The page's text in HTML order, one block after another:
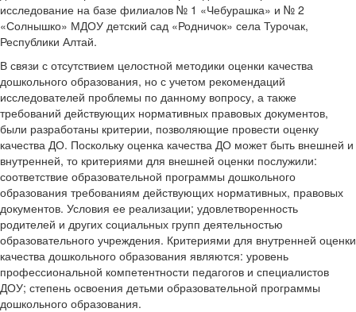
исследование на базе филиалов № 1 «Чебурашка» и № 2
«Солнышко» МДОУ детский сад «Родничок» села Турочак,
Республики Алтай.
В связи с отсутствием целостной методики оценки качества
дошкольного образования, но с учетом рекомендаций
исследователей проблемы по данному вопросу, а также
требований действующих нормативных правовых документов,
были разработаны критерии, позволяющие провести оценку
качества ДО. Поскольку оценка качества ДО может быть внешней и
внутренней, то критериями для внешней оценки послужили:
соответствие образовательной программы дошкольного
образования требованиям действующих нормативных, правовых
документов. Условия ее реализации; удовлетворенность
родителей и других социальных групп деятельностью
образовательного учреждения. Критериями для внутренней оценки
качества дошкольного образования являются: уровень
профессиональной компетентности педагогов и специалистов
ДОУ; степень освоения детьми образовательной программы
дошкольного образования.